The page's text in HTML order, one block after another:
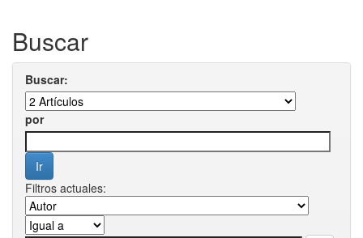
Buscar
Buscar:
por
Filtros actuales: